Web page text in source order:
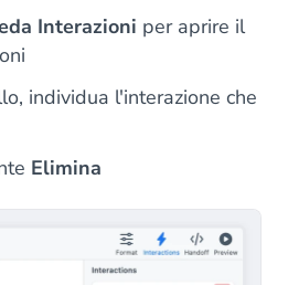
Interazioni per aprire il
individua l'interazione che
Elimina